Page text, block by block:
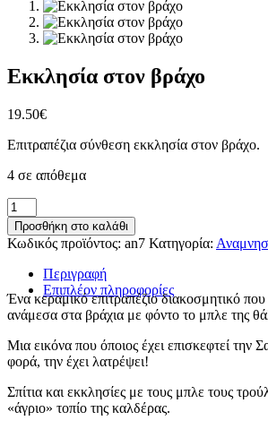
Εκκλησία στον βράχο
19.50€
Επιτραπέζια σύνθεση εκκλησία στον βράχο.
4 σε απόθεμα
Εκκλησία
στον
βράχο
ποσότητα
Προσθήκη στο καλάθι
Κωδικός προϊόντος: an7 Κατηγορία:
Περιγραφή
Επιπλέον πληροφορίες
Ένα κεραμικό επιτραπέζιο διακοσμητικό που
ανάμεσα στα βράχια με φόντο το μπλε της
Μια εικόνα που όποιος έχει επισκεφτεί την
φορά, την έχει λατρέψει!
Σπίτια και εκκλησίες με τους μπλε τους
«άγριο» τοπίο της καλδέρας.